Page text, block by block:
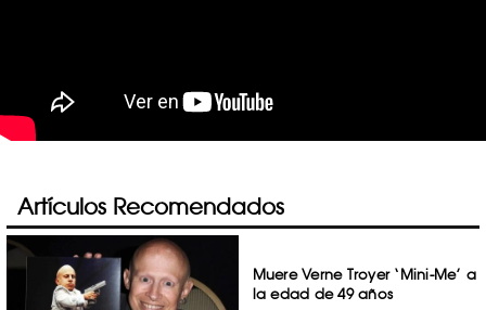
Artículos Recomendados
Muere Verne Troyer ‘Mini-Me’ a
la edad de 49 años